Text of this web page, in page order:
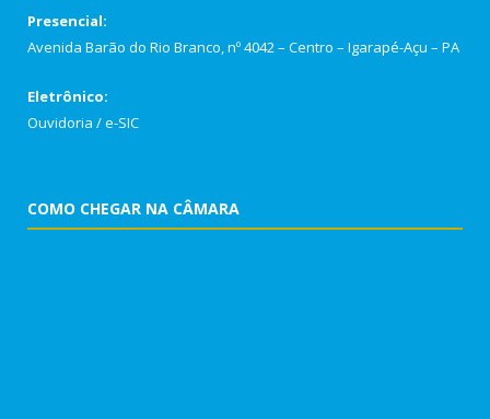
Presencial:
Avenida Barão do Rio Branco, nº 4042 – Centro – Igarapé-Açu – PA
Eletrônico:
Ouvidoria /e-SIC
COMO CHEGAR NA CÂMARA